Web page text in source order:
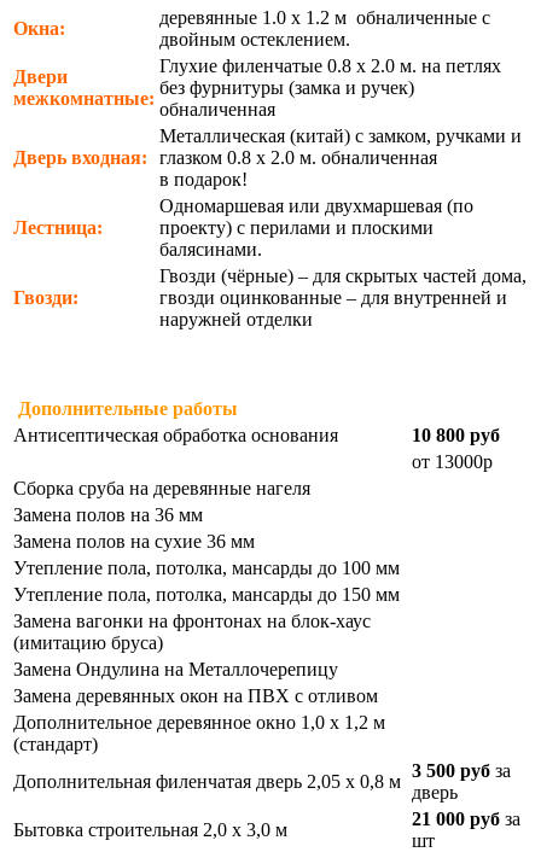
Окна:
деревянные 1.0 х 1.2 м обналиченные с
двойным остеклением.
Двери
межкомнатные:
Глухие филенчатые 0.8 х 2.0 м. на петлях
без фурнитуры (замка и ручек)
обналиченная
Дверь входная:
Металлическая (китай) с замком, ручками и
глазком 0.8 х 2.0 м. обналиченная
в подарок!
Лестница:
Одномаршевая или двухмаршевая (по
проекту) с перилами и плоскими
балясинами.
Гвозди:
Гвозди (чёрные) – для скрытых частей дома,
гвозди оцинкованные – для внутренней и
наружней отделки
Дополнительные работы
Антисептическая обработка основания
10 800 руб
от 13000р
Сборка сруба на деревянные нагеля
Замена полов на 36 мм
Замена полов на сухие 36 мм
Утепление пола, потолка, мансарды до 100 мм
Утепление пола, потолка, мансарды до 150 мм
Замена вагонки на фронтонах на блок-хаус
(имитацию бруса)
Замена Ондулина на Металлочерепицу
Замена деревянных окон на ПВХ с отливом
Дополнительное деревянное окно 1,0 х 1,2 м
(стандарт)
Дополнительная филенчатая дверь 2,05 х 0,8 м
3 500 руб за
дверь
Бытовка строительная 2,0 х 3,0 м
21 000 руб за
шт